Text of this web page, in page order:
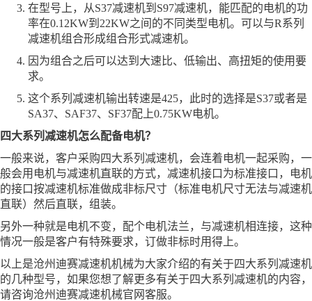
在型号上，从S37减速机到S97减速机，能匹配的电机的功
率在0.12KW到22KW之间的不同类型电机。可以与R系列
减速机组合形成组合形式减速机。
因为组合之后可以达到大速比、低输出、高扭矩的使用要
求。
这个系列减速机输出转速是425，此时的选择是S37或者是
SA37、SAF37、SF37配上0.75KW电机。
四大系列减速机怎么配备电机？
一般来说，客户采购四大系列减速机，会连着电机一起采购，一
般会用电机与减速机直联的方式，减速机接口为标准接口，电机
的接口按减速机标准做成非标尺寸（标准电机尺寸无法与减速机
直联）然后直联，组装。
另外一种就是电机不变，配个电机法兰，与减速机相连接，这种
情况一般是客户有特殊要求，订做非标时用得上。
以上是沧州迪赛减速机机械为大家介绍的有关于四大系列减速机
的几种型号，如果您想了解更多有关于四大系列减速机的内容，
请咨询沧州迪赛减速机械官网客服。